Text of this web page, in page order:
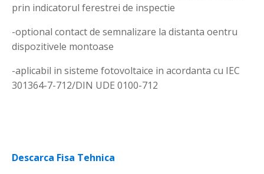
prin indicatorul ferestrei de inspectie
-optional contact de semnalizare la distanta oentru
dispozitivele montoase
-aplicabil in sisteme fotovoltaice in acordanta cu IEC
301364-7-712/DIN UDE 0100-712
Descarca Fisa Tehnica